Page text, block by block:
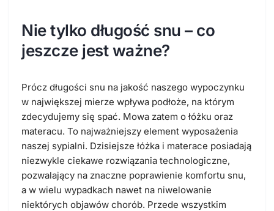
Nie tylko długość snu – co
jeszcze jest ważne?
Prócz długości snu na jakość naszego wypoczynku
w największej mierze wpływa podłoże, na którym
zdecydujemy się spać. Mowa zatem o łóżku oraz
materacu. To najważniejszy element wyposażenia
naszej sypialni. Dzisiejsze łóżka i materace posiadają
niezwykle ciekawe rozwiązania technologiczne,
pozwalający na znaczne poprawienie komfortu snu,
a w wielu wypadkach nawet na niwelowanie
niektórych objawów chorób. Przede wszystkim